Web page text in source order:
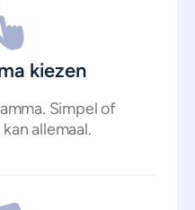
kiezen
Simpel of
allemaal.